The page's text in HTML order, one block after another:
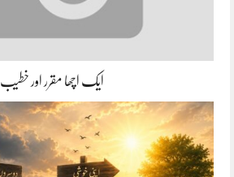
ایک اچھا مقرر اور خطیب